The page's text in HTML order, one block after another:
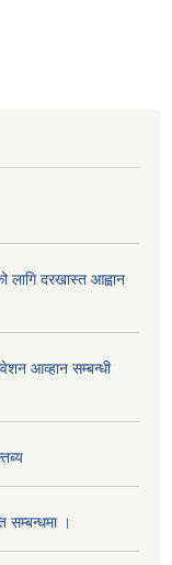
लागि दरखास्त आह्वान
आव्हान सम्बन्धी
सम्बन्धमा ।